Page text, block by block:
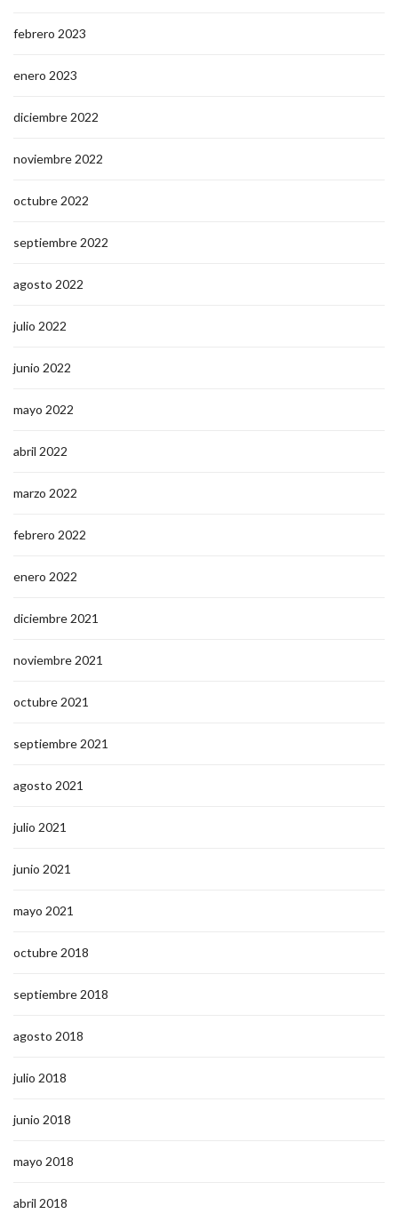
febrero 2023
enero 2023
diciembre 2022
noviembre 2022
octubre 2022
septiembre 2022
agosto 2022
julio 2022
junio 2022
mayo 2022
abril 2022
marzo 2022
febrero 2022
enero 2022
diciembre 2021
noviembre 2021
octubre 2021
septiembre 2021
agosto 2021
julio 2021
junio 2021
mayo 2021
octubre 2018
septiembre 2018
agosto 2018
julio 2018
junio 2018
mayo 2018
abril 2018